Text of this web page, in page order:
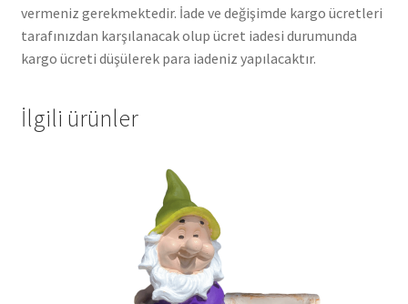
vermeniz gerekmektedir. İade ve değişimde kargo ücretleri
tarafınızdan karşılanacak olup ücret iadesi durumunda
kargo ücreti düşülerek para iadeniz yapılacaktır.
İlgili ürünler